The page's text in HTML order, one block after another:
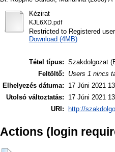
Kézirat
KJL6XD.pdf
Restricted to Registered
Download (4MB)
Tétel típus: Szakdolgozat
Feltöltő:
Users 1 nincs
Elhelyezés dátuma:
17 Júni 2021
Utolsó változtatás:
17 Júni 2021
URI:
http://
Actions (login